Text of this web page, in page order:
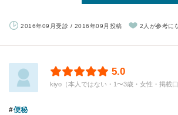
2016年09月受診 / 2016年09月投稿 2人が参考に
5.0
kiyo（本人ではない・1〜3歳・女性・掲載口
便秘